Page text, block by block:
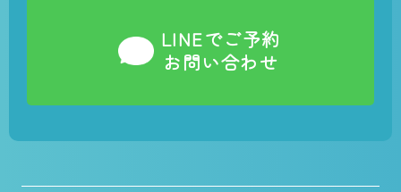
LINEでご予約
お問い合わせ